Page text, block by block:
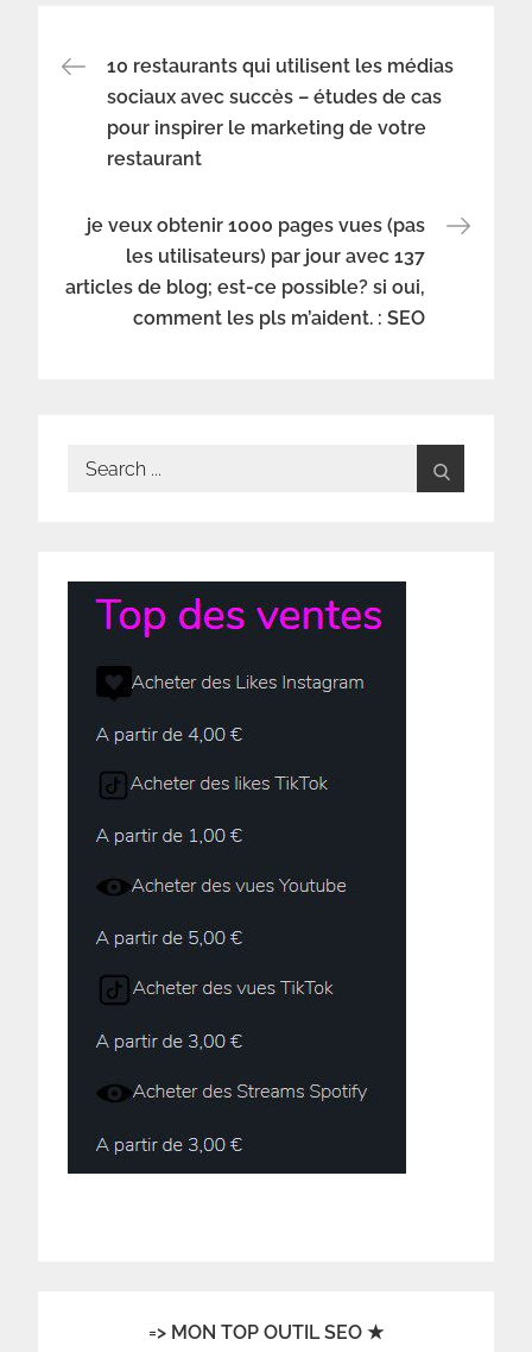
Navigation
de
l’article
10 restaurants qui utilisent les médias
sociaux avec succès – études de cas
pour inspirer le marketing de votre
restaurant
je veux obtenir 1000 pages vues (pas
les utilisateurs) par jour avec 137
articles de blog; est-ce possible? si oui,
comment les pls m’aident. : SEO
Search
=> MON TOP OUTIL SEO ★